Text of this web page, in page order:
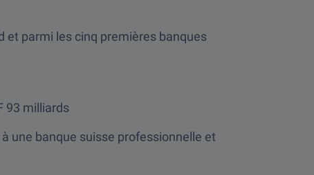
et parmi les cinq premières banques
93 milliards
une banque suisse professionnelle et